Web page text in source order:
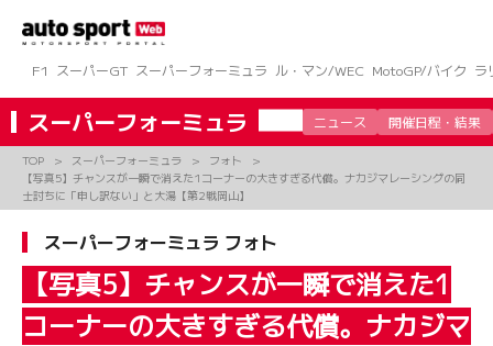
ツ
へ
ス
キ
F1 スーパーGT スーパーフォーミュラ ル・マン/WEC MotoGP/バイク ラ
スーパーフォーミュラ ニュース 開催日程・結果
TOP スーパーフォーミュラ
フォト
【写真5】チャンスが一瞬で消えた1コーナーの大きすぎる代償。ナカジマレーシングの同
士討ちに「申し訳ない」と大湯【第2戦岡山】
スーパーフォーミュラ フォト
【写真5】チャンスが一瞬で消えた1
コーナーの大きすぎる代償。ナカジマ